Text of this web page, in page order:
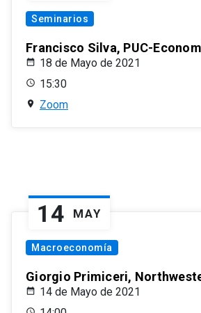
Seminarios
Francisco Silva, PUC-
18 de Mayo de 2021
15:30
Zoom
14 MAY
Macroeconomía
Giorgio Primiceri,
14 de Mayo de 2021